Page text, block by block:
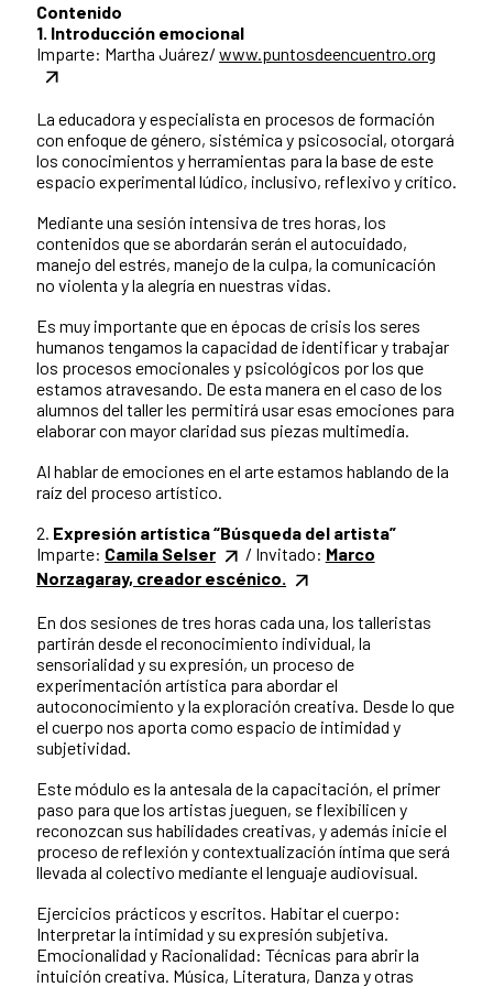
Contenido
1. Introducción emocional
Imparte: Martha Juárez/ www.puntosdeencuentro.org
La educadora y especialista en procesos de formación
con enfoque de género, sistémica y psicosocial, otorgará
los conocimientos y herramientas para la base de este
espacio experimental lúdico, inclusivo, reflexivo y crítico.
Mediante una sesión intensiva de tres horas, los
contenidos que se abordarán serán el autocuidado,
manejo del estrés, manejo de la culpa, la comunicación
no violenta y la alegría en nuestras vidas.
Es muy importante que en épocas de crisis los seres
humanos tengamos la capacidad de identificar y trabajar
los procesos emocionales y psicológicos por los que
estamos atravesando. De esta manera en el caso de los
alumnos del taller les permitirá usar esas emociones para
elaborar con mayor claridad sus piezas multimedia.
Al hablar de emociones en el arte estamos hablando de la
raíz del proceso artístico.
2. Expresión artística “Búsqueda del artista”
Imparte: Camila Selser / Invitado: Marco
Norzagaray, creador escénico.
En dos sesiones de tres horas cada una, los talleristas
partirán desde el reconocimiento individual, la
sensorialidad y su expresión, un proceso de
experimentación artística para abordar el
autoconocimiento y la exploración creativa. Desde lo que
el cuerpo nos aporta como espacio de intimidad y
subjetividad.
Este módulo es la antesala de la capacitación, el primer
paso para que los artistas jueguen, se flexibilicen y
reconozcan sus habilidades creativas, y además inicie el
proceso de reflexión y contextualización íntima que será
llevada al colectivo mediante el lenguaje audiovisual.
Ejercicios prácticos y escritos. Habitar el cuerpo:
Interpretar la intimidad y su expresión subjetiva.
Emocionalidad y Racionalidad: Técnicas para abrir la
intuición creativa. Música, Literatura, Danza y otras